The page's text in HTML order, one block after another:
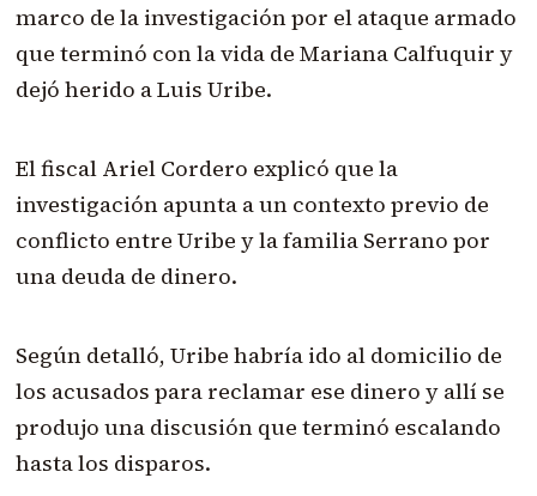
marco de la investigación por el ataque armado
que terminó con la vida de Mariana Calfuquir y
dejó herido a Luis Uribe.
El fiscal Ariel Cordero explicó que la
investigación apunta a un contexto previo de
conflicto entre Uribe y la familia Serrano por
una deuda de dinero.
Según detalló, Uribe habría ido al domicilio de
los acusados para reclamar ese dinero y allí se
produjo una discusión que terminó escalando
hasta los disparos.